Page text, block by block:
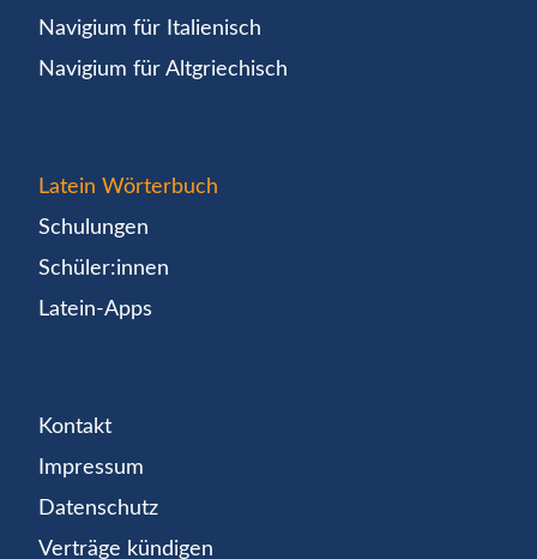
Navigium für Italienisch
Navigium für Altgriechisch
Latein Wörterbuch
Schulungen
Schüler:innen
Latein-Apps
Kontakt
Impressum
Datenschutz
Verträge kündigen